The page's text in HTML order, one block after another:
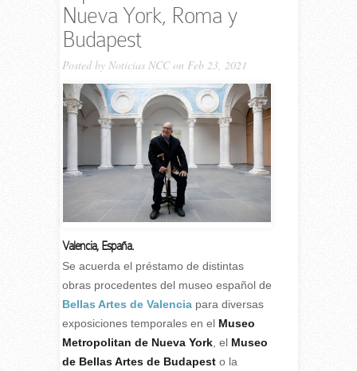
Nueva York, Roma y
Budapest
Posted by Noticias NCCon Feb 23, 2021
Valencia, España.
Se acuerda el préstamo de distintas
obras procedentes del museo español de
Bellas Artes de Valenciapara diversas
exposiciones temporales en el Museo
Metropolitan de Nueva York, el Museo
de Bellas Artes de Budapesto la